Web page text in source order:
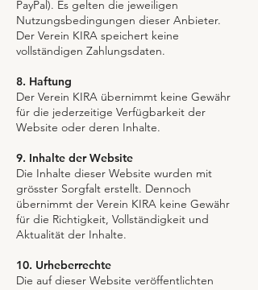
PayPal). Es gelten die jeweiligen
Nutzungsbedingungen dieser Anbieter.
Der Verein KIRA speichert keine
vollständigen Zahlungsdaten.
8. Haftung
Der Verein KIRA übernimmt keine Gewähr
für die jederzeitige Verfügbarkeit der
Website oder deren Inhalte.
9. Inhalte der Website
Die Inhalte dieser Website wurden mit
grösster Sorgfalt erstellt. Dennoch
übernimmt der Verein KIRA keine Gewähr
für die Richtigkeit, Vollständigkeit und
Aktualität der Inhalte.
10. Urheberrechte
Die auf dieser Website veröffentlichten